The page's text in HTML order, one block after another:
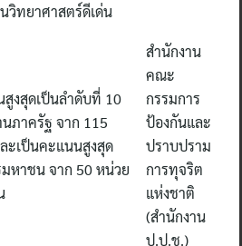
วิทยาศาสตร์ดีเด่น
งสุดเป็นลำดับที่ 10
ภาครัฐ จาก 115
ะเป็นคะแนนสูงสุด
หาชน จาก 50 หน่วย
สำนักงาน
คณะ
กรรมการ
ป้องกันและ
ปราบปราม
การทุจริต
แห่งชาติ
(สำนักงาน
ป.ป.ช.)